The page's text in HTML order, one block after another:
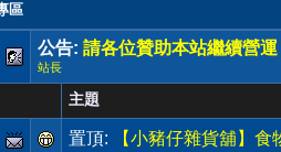
區
公告: 請各位贊助本站繼續營運
站長
主題
置頂: 【小豬仔雜貨舖】